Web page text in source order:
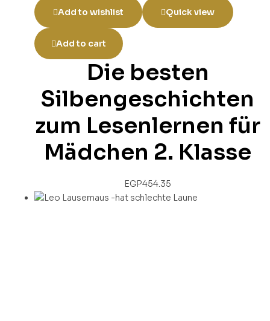
Add to wishlist Quick view
Add to cart
Die besten
Silbengeschichten
zum Lesenlernen für
Mädchen 2. Klasse
EGP454.35